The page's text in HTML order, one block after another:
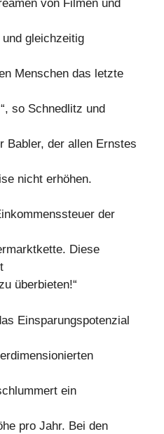
von Filmen und
gleichzeitig
Menschen das letzte
so Schnedlitz und
Babler, der allen Ernstes
nicht erhöhen.
der
Diese
überbieten!“
Einsparungspotenzial
ein
pro Jahr. Bei den